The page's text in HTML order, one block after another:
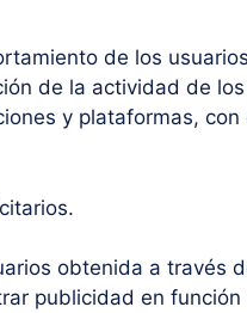
de los
de la actividad de
y plataformas,
obtenida a través
publicidad en función